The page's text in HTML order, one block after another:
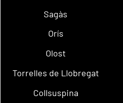
Sagàs
Orís
Olost
Torrelles de Llobregat
Collsuspina